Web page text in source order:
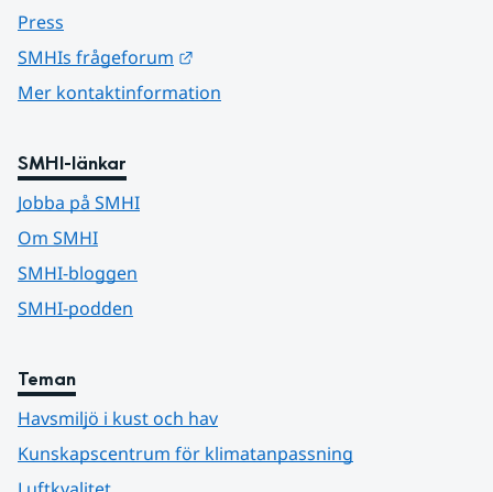
Press
SMHIs frågeforum
Mer kontaktinformation
SMHI-länkar
Jobba på SMHI
Om SMHI
SMHI-bloggen
SMHI-podden
Teman
Havsmiljö i kust och hav
Kunskapscentrum för klimatanpassning